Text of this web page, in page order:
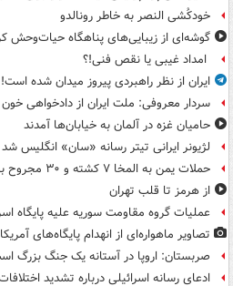
خودکُشی النصر به خاطر رونالدو
گوشه‌ای از زیبایی‌های پناهگاه‌ حیات‌وحش
امداد غیبی یا نقص فنی!؟
ایران از نظر راهبردی پیروز میدان شده است!
سردار معروفی: ملت ایران از دادخواهی
حامیان غزه در آلمان به خیابان‌ها آمدند
لژیونر ایرانی تیتر رسانه «سان» انگلیس شد
حملات یمن به المخا ۷ کشته و ۳۰ مجروح برجا گذاشت
از هرمز تا قلب تهران
عملیات گروه مقاومت سوریه علیه پایگاه
تصاویر ماهواره‌ای از انهدام پایگاه‌های آمریکا در جنگ
صربستان: اروپا در آستانه یک جنگ بزرگ
ادعای رسانه اسرائیلی درباره تشدید